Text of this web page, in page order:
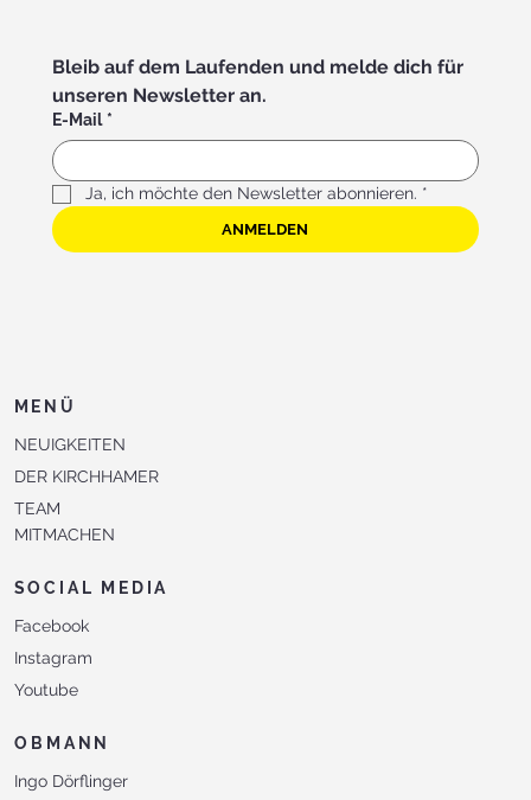
Bleib auf dem Laufenden und melde dich für
unseren Newsletter an.
E-Mail *
Ja, ich möchte den Newsletter abonnieren. *
ANMELDEN
MENÜ
NEUIGKEITEN
DER KIRCHHAMER
TEAM
MITMACHEN
SOCIAL MEDIA
Facebook
Instagram
Youtube
OBMANN
Ingo Dörflinger